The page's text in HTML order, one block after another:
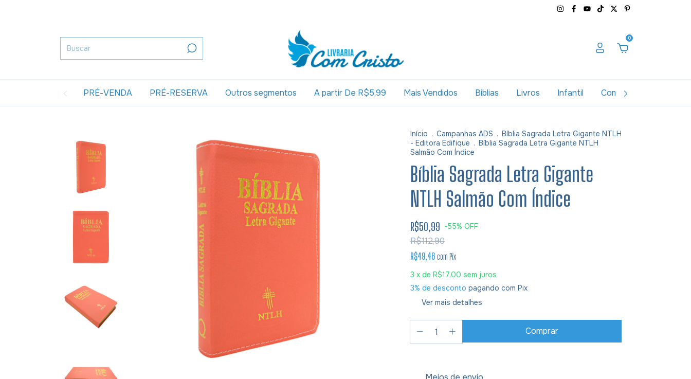
0
PRÉ-VENDA PRÉ-RESERVA Outros segmentos A partir De R$5,99 Mais Vendidos Biblias Livros Infantil Combos
Início . Campanhas ADS . Bíblia Sagrada Letra Gigante NTLH
- Editora Edifique . Bíblia Sagrada Letra Gigante NTLH
Salmão Com Índice
Bíblia Sagrada Letra Gigante
NTLH Salmão Com Índice
R$50,99 -55% OFF
R$112,90
R$49,46 com Pix
3 x de R$17,00 sem juros
3% de desconto pagando com Pix
Ver mais detalhes